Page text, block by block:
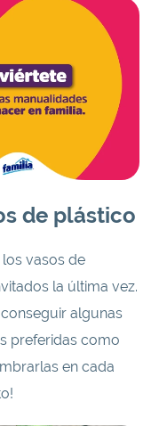
de plástico
vasos de
la última vez.
algunas
preferidas como
en cada